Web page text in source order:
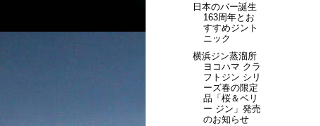
日本のバー誕生
163周年とお
すすめジント
ニック
横浜ジン蒸溜所
ヨコハマ クラ
フトジン シリ
ーズ春の限定
品「桜＆ベリ
ー ジン」発売
のお知らせ